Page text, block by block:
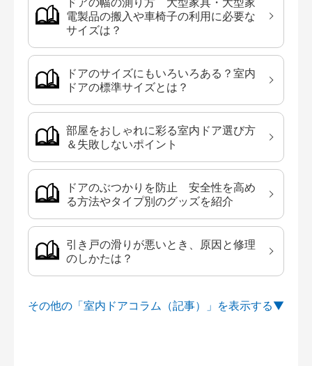
電製品の搬入や車椅子の利用に必要な
サイズは？
ドアのサイズにもいろいろある？室内
ドアの標準サイズとは？
部屋をおしゃれに彩る室内ドア選び方
＆失敗しないポイント
ドアのぶつかりを防止 安全性を高め
る方法やタイプ別のグッズを紹介
引き戸の滑りが悪いとき、原因と修理
のしかたは？
その他の「室内ドアコラム（記事）」を